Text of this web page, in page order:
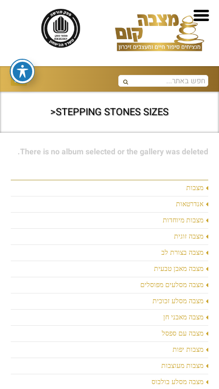
STEPPING STONES SIZES<
מצבות
אנדרטאות
מצבות מיוחדות
מצבה זוגית
מצבה בצורת לב
מצבה מאבן טבעית
מצבה מסלעים מפוסלים
מצבה מסלע זכוכית
מצבה מאבני חן
מצבה עם ספסל
מצבות יפות
מצבות מעוצבות
מצבה מסלע בולבוס
There is no album selected or the gallery was deleted.